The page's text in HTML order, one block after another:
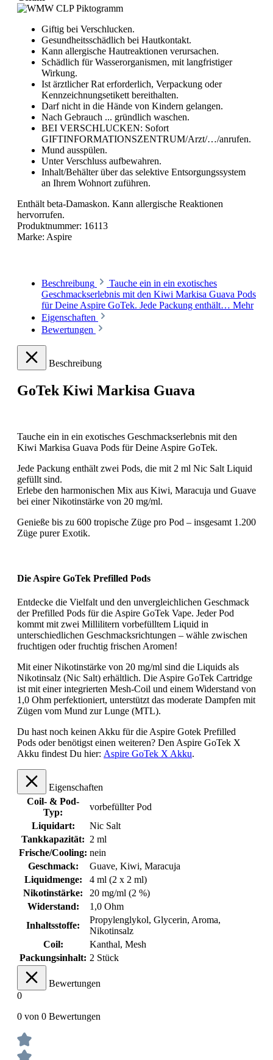
Giftig bei Verschlucken.
Gesundheitsschädlich bei Hautkontakt.
Kann allergische Hautreaktionen verursachen.
Schädlich für Wasserorganismen, mit langfristiger
Wirkung.
Ist ärztlicher Rat erforderlich, Verpackung oder
Kennzeichnungsetikett bereithalten.
Darf nicht in die Hände von Kindern gelangen.
Nach Gebrauch ... gründlich waschen.
BEI VERSCHLUCKEN: Sofort
GIFTINFORMATIONSZENTRUM/Arzt/…/anrufen.
Mund ausspülen.
Unter Verschluss aufbewahren.
Inhalt/Behälter über das selektive Entsorgungssystem
an Ihrem Wohnort zuführen.
Enthält beta-Damaskon. Kann allergische Reaktionen
hervorrufen.
Produktnummer: 16113
Marke: Aspire
Beschreibung
Tauche ein in ein exotisches
Geschmackserlebnis mit den Kiwi Markisa Guava Pods
für Deine Aspire GoTek. Jede Packung enthält… Mehr
Eigenschaften
Bewertungen
Beschreibung
GoTek Kiwi Markisa Guava
Tauche ein in ein exotisches Geschmackserlebnis mit den
Kiwi Markisa Guava Pods für Deine Aspire GoTek.
Jede Packung enthält zwei Pods, die mit 2 ml Nic Salt Liquid
gefüllt sind.
Erlebe den harmonischen Mix aus Kiwi, Maracuja und Guave
bei einer Nikotinstärke von 20 mg/ml.
Genieße bis zu 600 tropische Züge pro Pod – insgesamt 1.200
Züge purer Exotik.
Die Aspire GoTek Prefilled Pods
Entdecke die Vielfalt und den unvergleichlichen Geschmack
der Prefilled Pods für die Aspire GoTek Vape. Jeder Pod
kommt mit zwei Millilitern vorbefülltem Liquid in
unterschiedlichen Geschmacksrichtungen – wähle zwischen
fruchtigen oder fruchtig frischen Aromen!
Mit einer Nikotinstärke von 20 mg/ml sind die Liquids als
Nikotinsalz (Nic Salt) erhältlich. Die Aspire GoTek Cartridge
ist mit einer integrierten Mesh-Coil und einem Widerstand von
1,0 Ohm perfektioniert, unterstützt das moderate Dampfen mit
Zügen vom Mund zur Lunge (MTL).
Du hast noch keinen Akku für die Aspire Gotek Prefilled
Pods oder benötigst einen weiteren? Den Aspire GoTek X
Akku findest Du hier: Aspire GoTek X Akku.
Eigenschaften
Coil- & Pod-
Typ:
vorbefüllter Pod
Liquidart:
Nic Salt
Tankkapazität: 2 ml
Frische/Cooling: nein
Geschmack:
Guave, Kiwi, Maracuja
Liquidmenge:
4 ml (2 x 2 ml)
Nikotinstärke:
20 mg/ml (2 %)
Widerstand:
1,0 Ohm
Inhaltsstoffe:
Propylenglykol, Glycerin, Aroma,
Nikotinsalz
Coil:
Kanthal, Mesh
Packungsinhalt: 2 Stück
Bewertungen
0
0 von 0 Bewertungen